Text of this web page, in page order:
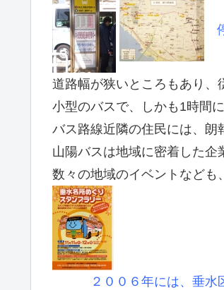
道路幅が狭いところもあり、
小型のバスで、しかも1時間
バス路線近隣の住民には、朗
山陽バスは地域に密着した企
数々の地域のイベントなども
２００６年には、垂水区